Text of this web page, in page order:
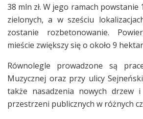
38 mln zł. W jego ramach
zielonych, a w sześciu
zostanie rozbetonowanie.
mieście zwiększy się o około 9
Równolegle prowadzone są
Muzycznej oraz przy ulicy
także nasadzenia nowych drzew
przestrzeni publicznych w różnych